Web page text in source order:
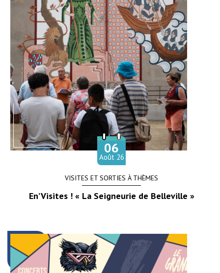
VISITES ET SORTIES À THÈMES
En’Visites ! « La Seigneurie de Belleville »
06
Août 26